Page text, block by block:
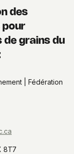
des
pour
de grains du
| Fédération
8T7